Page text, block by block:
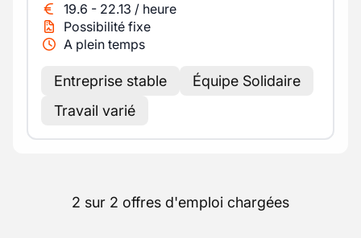
19.6 - 22.13 / heure
Possibilité fixe
A plein temps
Entreprise stable
Équipe Solidaire
Travail varié
2 sur 2 offres d'emploi chargées